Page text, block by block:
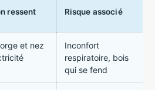
ressent Risque associé
et nez
Inconfort
respiratoire, bois
qui se fend